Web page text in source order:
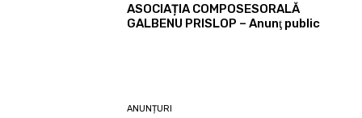
ASOCIAȚIA COMPOSESORALĂ
GALBENU PRISLOP – Anunţ public
ANUNȚURI